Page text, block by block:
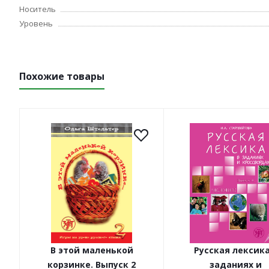
Носитель
Уровень
Похожие товары
В этой маленькой
корзинке. Выпуск 2
Русская
заданиях и